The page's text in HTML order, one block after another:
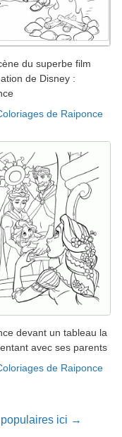
du superbe film
de Disney :
de Raiponce
devant un tableau la
avec ses parents
de Raiponce
ici →